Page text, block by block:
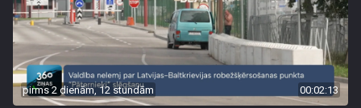
pirms 2 dienām, 12 stundām 00:02:13